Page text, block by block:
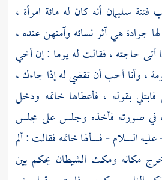
فتنة سليمان أنه كان له مائة امرأة ،
جرادةهي آثر نسائه وآمنهن عنده ،
أتى حاجته ، فقالت له يوما : إن أخي
، وأنا أحب أن تقضي له إذا جاءك ،
بقوله ، فأعطاها خاتمه ودخل
في صورته فأخذه وجلس على مجلس
السلام - فسألها خاتمه فقالت : ألم
مكانه ومكث الشيطان يحكم بين